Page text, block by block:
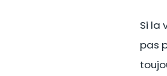
Si la
pas